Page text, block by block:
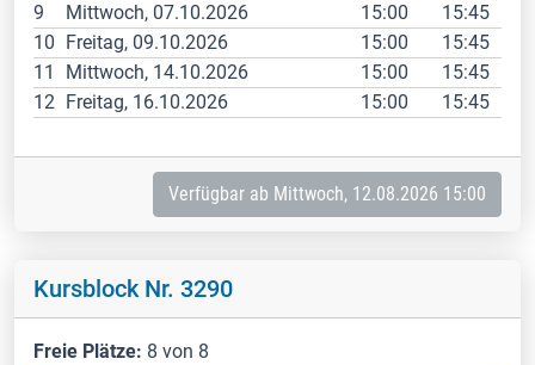
9
Mittwoch, 07.10.2026 15:00
15:45
10
Freitag, 09.10.2026 15:00
15:45
11
Mittwoch, 14.10.2026 15:00
15:45
12 Freitag, 16.10.2026 15:00 15:45
Verfügbar ab Mittwoch, 12.08.2026 15:00
Kursblock Nr. 3290
Freie Plätze: 8 von 8